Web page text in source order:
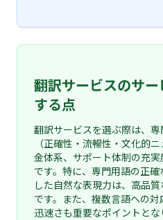
翻訳サービスのサ
する点
翻訳サービスを選ぶ際は、
（正確性・流暢性・文化的
金体系、サポート体制の充
です。特に、専門用語の正
した自然な表現力は、高品
です。また、複数言語への
迅速さも重要なポイントとな